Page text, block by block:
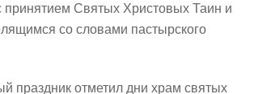
принятием Святых Христовых Таин и
со словами пастырского